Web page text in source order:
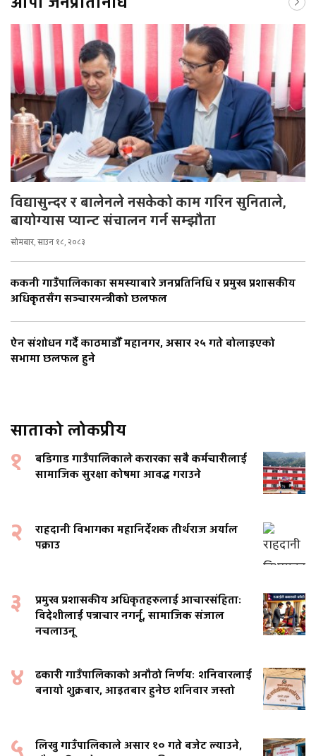
विद्यासुन्दर र बालेनले नसकेको काम गरिन सुनिताले,
बायोग्यास प्यान्ट संचालन गर्न सम्झौता
सोमबार, साउन १८, २०८३
ककनी गाउँपालिकाका समस्याबारे जनप्रतिनिधि र प्रमुख प्रशासकीय
अधिकृतसँग सञ्चारमन्त्रीको छलफल
ऐन संशोधन गर्दै काठमाडौँ महानगर, असार २५ गते बोलाइएको
सभामा छलफल हुने
साताको लोकप्रीय
१
बडिगाड गाउँपालिकाले करारका सबै कर्मचारीलाई
सामाजिक सुरक्षा कोषमा आवद्ध गराउने
२
राहदानी विभागका महानिर्देशक तीर्थराज अर्याल
पक्राउ
३
प्रमुख प्रशासकीय अधिकृतहरुलाई आचारसंहिताः
विदेशीलाई पत्राचार नगर्नू, सामाजिक संजाल
नचलाउनू
४
ढकारी गाउँपालिकाको अनौठो निर्णयः शनिवारलाई
बनायो शुक्रबार, आइतबार हुनेछ शनिवार जस्तो
लिखु गाउँपालिकाले असार १० गते बजेट ल्याउने,